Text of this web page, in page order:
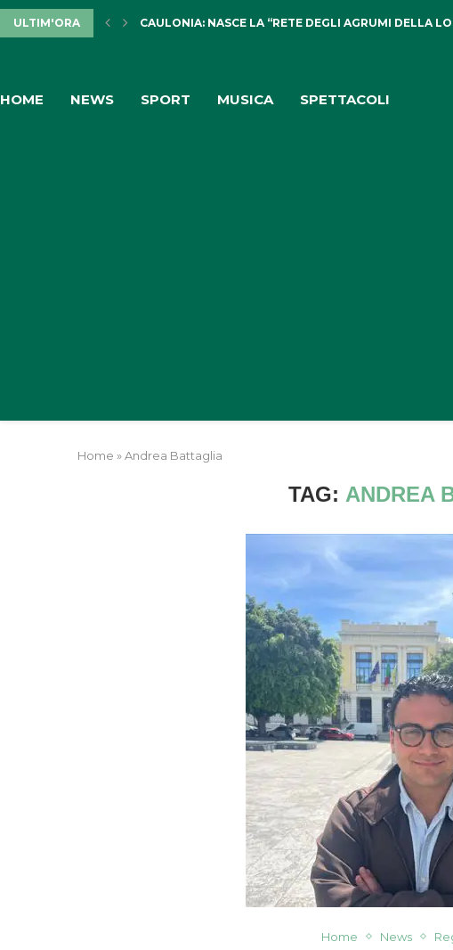
ULTIM'ORA CAULONIA: NASCE LA “RETE DEGLI AGRUMI DELLA
HOME NEWS SPORT MUSICA SPETTACOLI
Home »Andrea Battaglia
TAG: ANDREA
Home News